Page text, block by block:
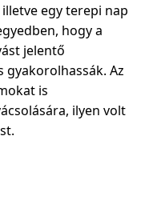
egy terepi nap
hogy a
jelentő
Az
is
ilyen volt